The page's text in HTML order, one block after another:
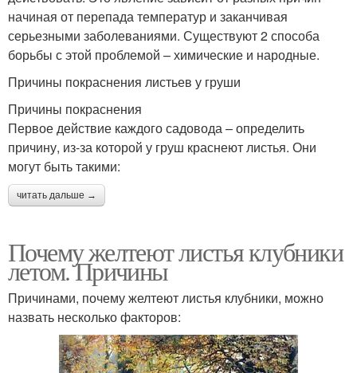
начиная от перепада температур и заканчивая
серьезными заболеваниями. Существуют 2 способа
борьбы с этой проблемой – химические и народные.
Причины покраснения листьев у груши
Причины покраснения
Первое действие каждого садовода – определить
причину, из-за которой у груш краснеют листья. Они
могут быть такими:
читать дальше →
Почему желтеют листья клубники
летом. Причины
Причинами, почему желтеют листья клубники, можно
назвать несколько факторов: